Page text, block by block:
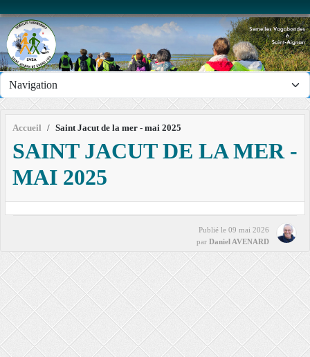
Accueil Saint Jacut de la mer - mai 2025
SAINT JACUT DE LA MER -
MAI 2025
Publié le 09 mai 2026
par Daniel AVENARD